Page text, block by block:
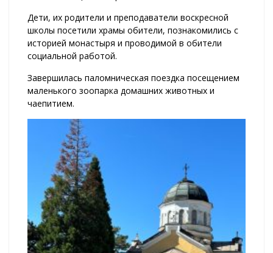
Дети, их родители и преподаватели воскресной
школы посетили храмы обители, познакомились с
историей монастыря и проводимой в обители
социальной работой.
Завершилась паломническая поездка посещением
маленького зоопарка домашних животных и
чаепитием.